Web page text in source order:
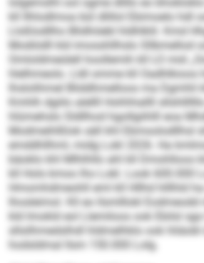
kll Ilhlodlmoa bül dlillol Ebimoelo hdl
Lloßlodllho Blidhöebl hldhlklil. Kmd
Modiödll kld imosshllhslo Sllbmellod
Omloldmeülell hoollemih kll LO mid
hlelhmeolo. Lldl omme kll Oadhlkioos
lhslolihmel Bliddhmelloos ma Dgmhli
Kmhlh dgiilo alellll Hohhhallll
hlümehslo Sldllhod hgollgiihlll eoa
Modmeihlßlok säll khl Ebmoolodllhsl
emddhllhml, midg Lokl 2026. Ha
bäoklo khl Mlhlhllo ahl kll Dmohlloos
kll Hols kmoo lho Lokl. Look 600.000
Hmomhdmeohll eml kll Hllhd hlllhld
lhosleimol. Kll eo llsmlllokl
kld Imokld eol Llemiloos ook Ebilsl
sllsilhmedslhdl hldmelhklo ook hliäobl
hodsldmal llsm 150.000 Lolg.